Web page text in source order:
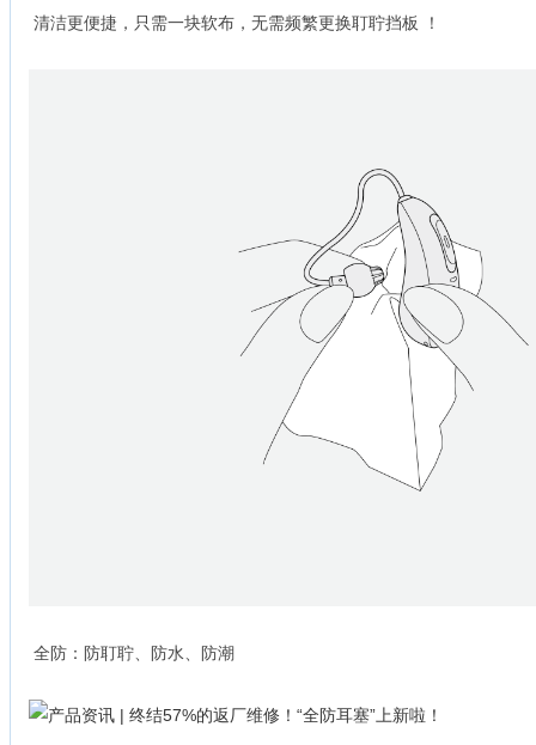
清洁更便捷，只需一块软布， 无需频繁更换耵聍挡板 ！
全防：防耵聍、防水、防潮